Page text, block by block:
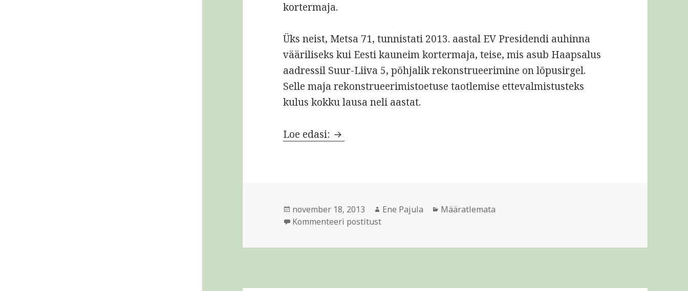
kortermaja.
Üks neist, Metsa 71, tunnistati 2013. aastal EV Presidendi auhinna
vääriliseks kui Eesti kauneim kortermaja, teise, mis asub Haapsalus
aadressil Suur-Liiva 5, põhjalik rekonstrueerimine on lõpusirgel.
Selle maja rekonstrueerimistoetuse taotlemise ettevalmistusteks
kulus kokku lausa neli aastat.
Loe edasi: Õigel hetkel tehtud õiged otsused
Postitatud
november 18, 2013 Autor
Ene Pajula Rubriigid
Määratlemata
Kommenteeri postitustÕigel hetkel tehtud õiged otsused